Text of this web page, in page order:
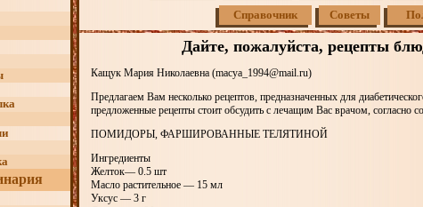
Справочник Советы
Дайте, пожалуйста, рецепты
Кащук Мария Николаевна (macya_1994@mail.ru)
Предлагаем Вам несколько рецептов, предназначенных для
предложенные рецепты стоит обсудить с лечащим Вас врачом, согласно
ПОМИДОРЫ, ФАРШИРОВАННЫЕ ТЕЛЯТИНОЙ
Ингредиенты
Желток— 0.5 шт
Масло растительное — 15 мл
Уксус — 3 г